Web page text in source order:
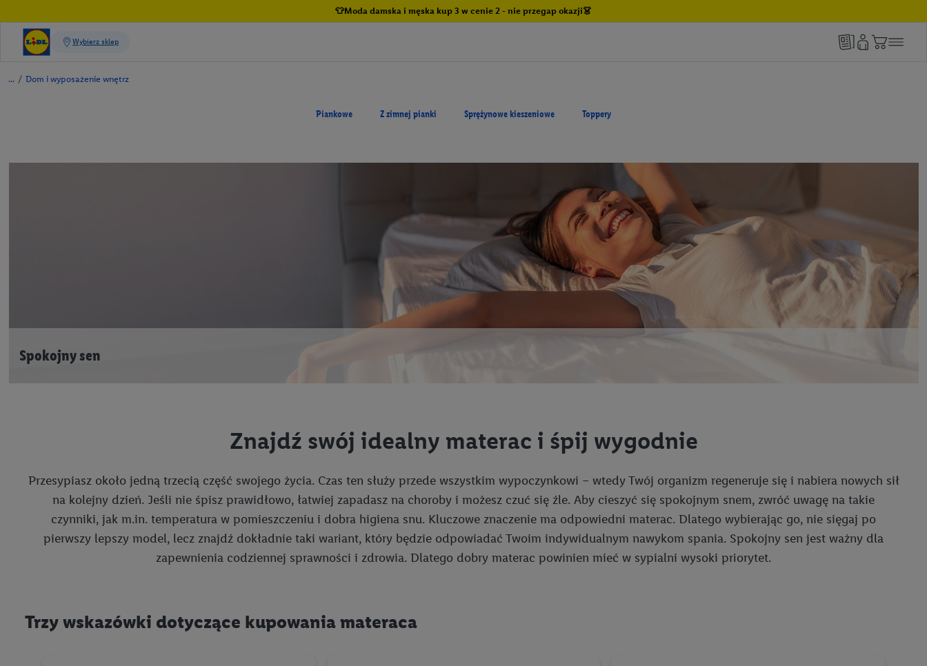
👕Moda damska i męska kup 3 w cenie 2 - nie przegap okazji👗
/ Dom i wyposażenie wnętrz
Piankowe Z zimnej pianki Sprężynowe kieszeniowe Toppery
Spokojny sen
Znajdź swój idealny materac i śpij wygodnie
Przesypiasz około jedną trzecią część swojego życia. Czas ten służy przede wszystkim wypoczynkowi – wtedy Twój organizm regeneruje się i nabiera nowych sił
na kolejny dzień. Jeśli nie śpisz prawidłowo, łatwiej zapadasz na choroby i możesz czuć się źle. Aby cieszyć się spokojnym snem, zwróć uwagę na takie
czynniki, jak m.in. temperatura w pomieszczeniu i dobra higiena snu. Kluczowe znaczenie ma odpowiedni materac. Dlatego wybierając go, nie sięgaj po
pierwszy lepszy model, lecz znajdź dokładnie taki wariant, który będzie odpowiadać Twoim indywidualnym nawykom spania. Spokojny sen jest ważny dla
zapewnienia codziennej sprawności i zdrowia. Dlatego dobry materac powinien mieć w sypialni wysoki priorytet.
Trzy wskazówki dotyczące kupowania materaca